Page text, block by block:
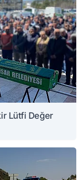
Lütfi Değer